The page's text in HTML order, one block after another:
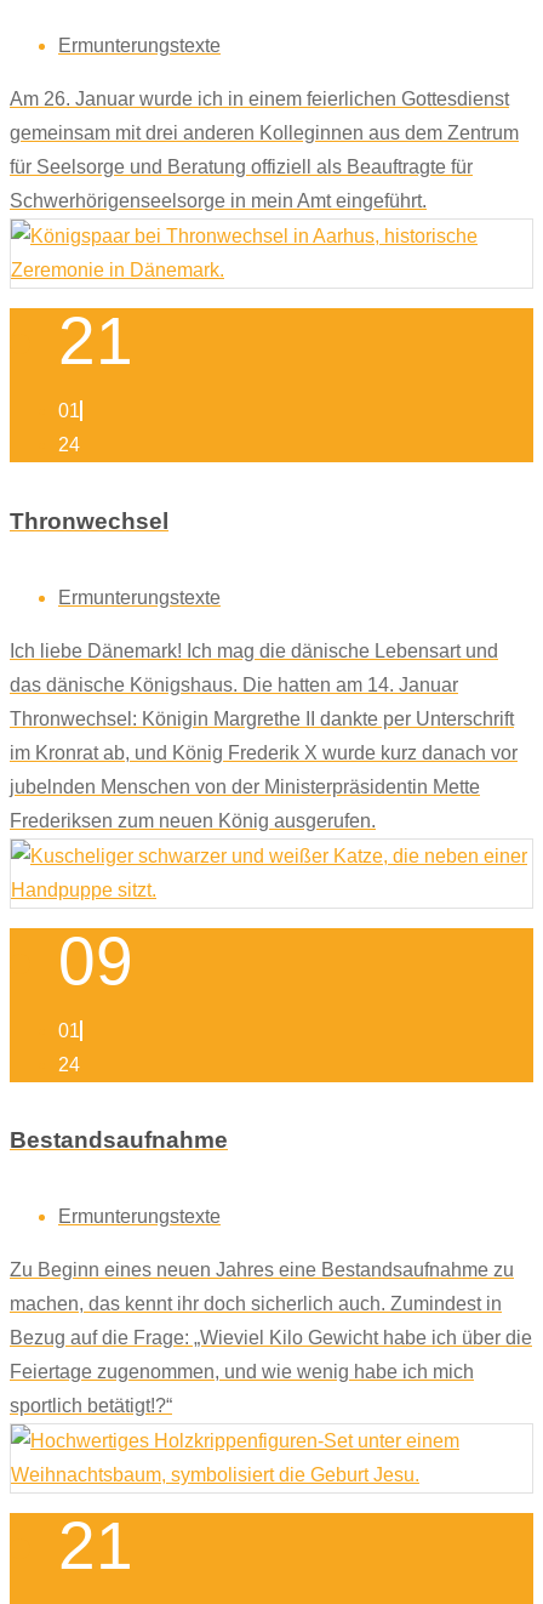
Ermunterungstexte
Am 26. Januar wurde ich in einem feierlichen Gottesdienst
gemeinsam mit drei anderen Kolleginnen aus dem Zentrum
für Seelsorge und Beratung offiziell als Beauftragte für
Schwerhörigenseelsorge in mein Amt eingeführt.
21
01
24
Thronwechsel
Ermunterungstexte
Ich liebe Dänemark! Ich mag die dänische Lebensart und
das dänische Königshaus. Die hatten am 14. Januar
Thronwechsel: Königin Margrethe II dankte per Unterschrift
im Kronrat ab, und König Frederik X wurde kurz danach vor
jubelnden Menschen von der Ministerpräsidentin Mette
Frederiksen zum neuen König ausgerufen.
09
01
24
Bestandsaufnahme
Ermunterungstexte
Zu Beginn eines neuen Jahres eine Bestandsaufnahme zu
machen, das kennt ihr doch sicherlich auch. Zumindest in
Bezug auf die Frage: „Wieviel Kilo Gewicht habe ich über die
Feiertage zugenommen, und wie wenig habe ich mich
sportlich betätigt!?“
21